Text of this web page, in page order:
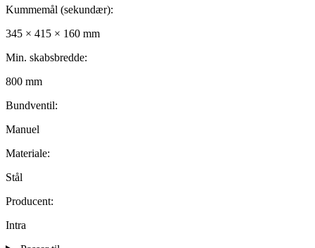
Kummemål (sekundær):
345 × 415 × 160 mm
Min. skabsbredde:
800 mm
Bundventil:
Manuel
Materiale:
Stål
Producent:
Intra